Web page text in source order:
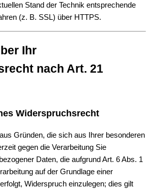
Stand der Technik entsprechende
(z. B. SSL) über HTTPS.
Ihr
nach Art. 21
Widerspruchsrecht
Gründen, die sich aus Ihrer besonderen
gegen die Verarbeitung Sie
Daten, die aufgrund Art. 6 Abs. 1
auf der Grundlage einer
Widerspruch einzulegen; dies gilt